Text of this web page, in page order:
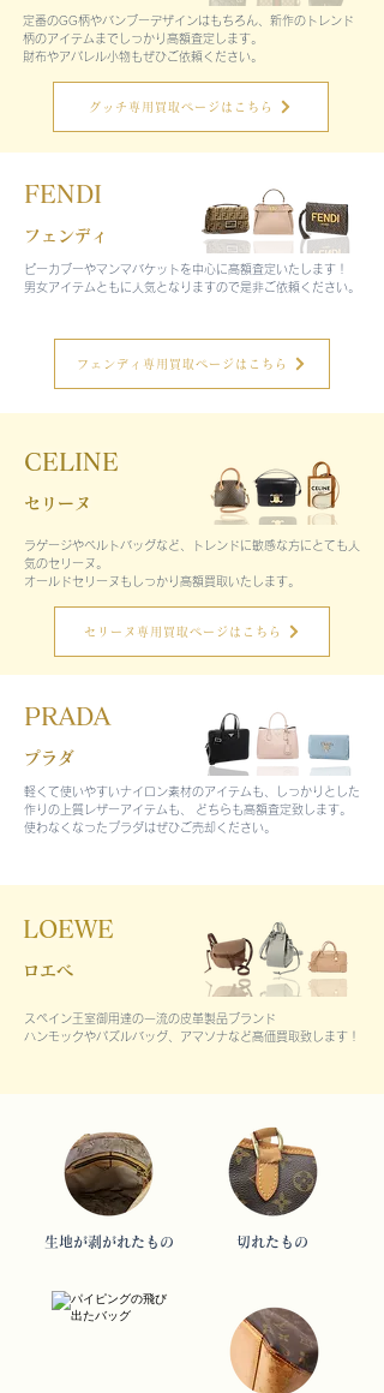
定番のGG柄やバンブーデザインはもちろん、新作のトレンド
柄のアイテムまでしっかり高額査定します。
財布やアパレル小物もぜひご依頼ください。
グッチ専用買取ページはこちら
FENDI
フェンディ
ピーカブーやマンマバケットを中心に高額査定いたします！
​男女アイテムともに人気となりますので是非ご依頼ください。
フェンディ専用買取ページはこちら
CELINE
セリーヌ
ラゲージやベルトバッグなど、トレンドに敏感な方にとても人
気のセリーヌ。
オールドセリーヌもしっかり高額買取いたします。
セリーヌ専用買取ページはこちら
PRADA
プラダ
軽くて使いやすいナイロン素材のアイテムも、しっかりとした
作りの上質レザーアイテムも、 どちらも高額査定致します。
使わなくなったプラダはぜひご売却ください。
LOEWE
ロエベ
スペイン王室御用達の一流の皮革製品ブランド
ハンモックやパズルバッグ、アマソナなど高価買取致します！
生地が剥がれたもの 切れたもの